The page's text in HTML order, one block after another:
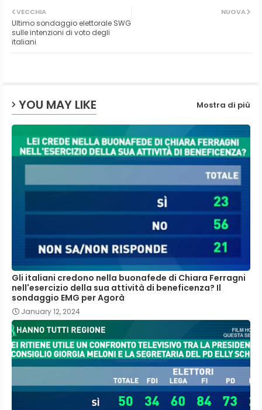
ter
NUOVA
VECCHIA
Ultimo sondaggio elettorale SWG
sulle intenzioni di voto degli
italiani
YOU MAY LIKE Mostra di più
Gli italiani credono nella buonafede di Chiara Ferragni
nell'esercizio della sua attività di beneficenza? Il
sondaggio EMG per Agorà
January 12, 2024